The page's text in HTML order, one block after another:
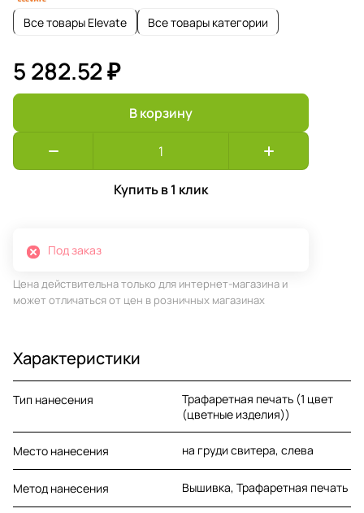
Все товары Elevate Все товары категории
5 282.52 ₽
В корзину
Купить в 1 клик
Под заказ
Цена действительна только для интернет-магазина и
может отличаться от цен в розничных магазинах
Характеристики
Тип нанесения
Трафаретная печать (1 цвет
(цветные изделия))
Место нанесения на груди свитера, слева
Метод нанесения Вышивка, Трафаретная печать